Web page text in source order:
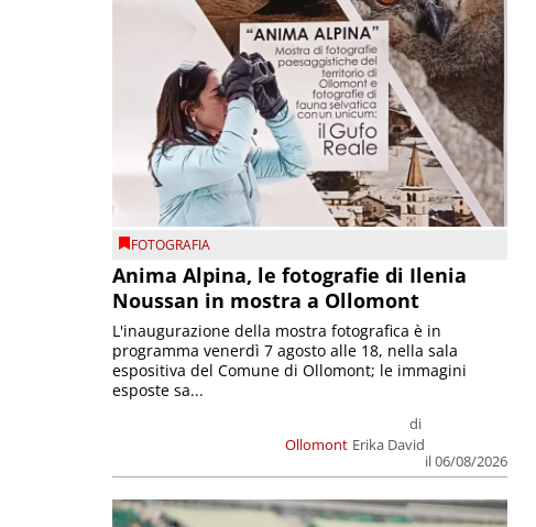
FOTOGRAFIA
Anima Alpina, le fotografie di Ilenia
Noussan in mostra a Ollomont
Ollomont
di
Erika David
il 06/08/2026
L'inaugurazione della mostra fotografica è in
programma venerdì 7 agosto alle 18, nella sala
espositiva del Comune di Ollomont; le immagini
esposte sa...